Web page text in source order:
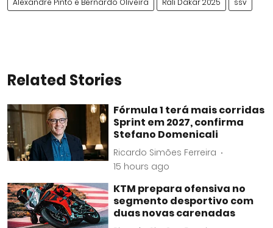
Related Stories
Fórmula 1 terá mais corridas
Sprint em 2027, confirma
Stefano Domenicali
Ricardo Simões Ferreira
15 hours ago
KTM prepara ofensiva no
segmento desportivo com
duas novas carenadas